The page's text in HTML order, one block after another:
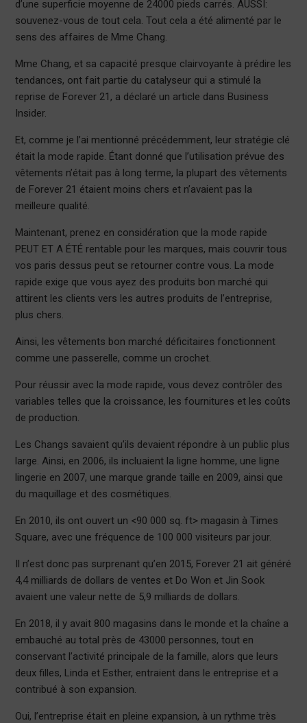
d’une superficie moyenne de 24000 pieds carrés. AUSSI:
souvenez-vous de tout cela. Tout cela a été alimenté par le
sens des affaires de Mme Chang.
Mme Chang, et sa capacité presque clairvoyante à prédire les
tendances, ont fait partie du catalyseur qui a stimulé la
reprise de Forever 21, a déclaré un article dans Business
Insider.
Et, comme je l’ai mentionné précédemment, leur stratégie clé
était la mode rapide. Étant donné que l’utilisation prévue des
vêtements n’était pas à long terme, la plupart des vêtements
de Forever 21 étaient moins chers et n’avaient pas la
meilleure qualité.
Maintenant, prenez en considération que la mode rapide
PEUT ET A ÉTÉ rentable pour les marques, mais couvrir tous
vos paris dessus peut se retourner contre vous. La mode
rapide exige que vous ayez des produits bon marché qui
attirent les clients vers les autres produits de l’entreprise,
plus chers.
Ainsi, les vêtements bon marché déficitaires fonctionnent
comme une passerelle, comme un crochet.
Pour réussir avec la mode rapide, vous devez contrôler des
variables telles que la croissance, les fournitures et les coûts
de production.
Les Changs savaient qu’ils devaient répondre à un public plus
large. Ainsi, en 2006, ils incluaient la ligne homme, une ligne
lingerie en 2007, une marque grande taille en 2009, ainsi que
du maquillage et des cosmétiques.
En 2010, ils ont ouvert un <90 000 sq. ft> magasin à Times
Square, avec une fréquence de 100 000 visiteurs par jour.
Il n’est donc pas surprenant qu’en 2015, Forever 21 ait généré
4,4 milliards de dollars de ventes et Do Won et Jin Sook
avaient une valeur nette de 5,9 milliards de dollars.
En 2018, il y avait 800 magasins dans le monde et la chaîne a
embauché au total près de 43000 personnes, tout en
conservant l’activité principale de la famille, alors que leurs
deux filles, Linda et Esther, entraient dans le entreprise et a
contribué à son expansion.
Oui, l’entreprise était en pleine expansion, à un rythme très